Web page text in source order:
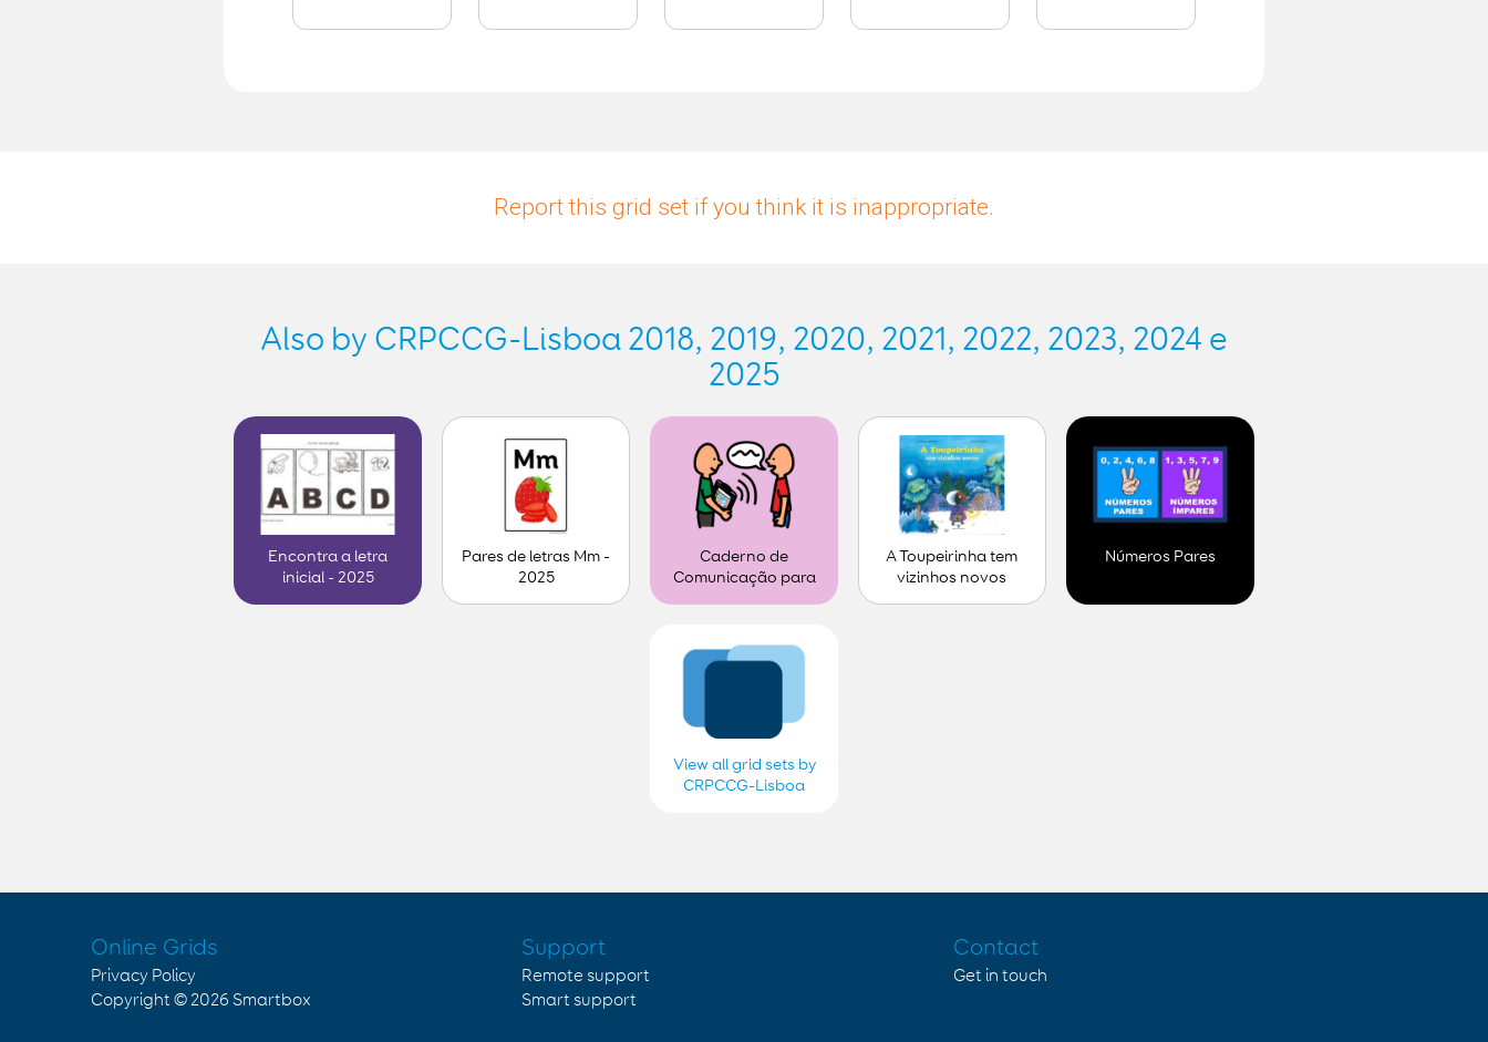
Report this grid set if you think it is inappropriate.
Also by CRPCCG-Lisboa 2018, 2019, 2020, 2021, 2022, 2023, 2024 e
2025
Encontra a letra
inicial - 2025
Pares de letras Mm -
2025
Caderno de
Comunicação para
A Toupeirinha tem
vizinhos novos
Números Pares
View all grid sets by
CRPCCG-Lisboa
Online Grids
Privacy Policy
Copyright © 2026 Smartbox
Support
Remote support
Smart support
Contact
Get in touch